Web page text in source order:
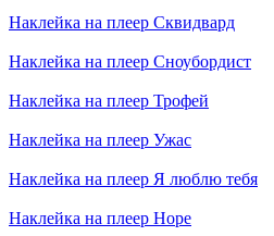
Наклейка на плеер Сквидвард
Наклейка на плеер Сноубордист
Наклейка на плеер Трофей
Наклейка на плеер Ужас
Наклейка на плеер Я люблю тебя
Наклейка на плеер Hope